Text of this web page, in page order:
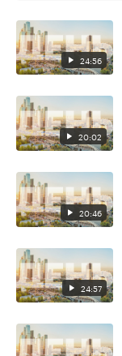
24:56
20:02
20:46
24:57